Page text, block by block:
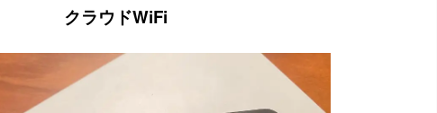
クラウドWiFi